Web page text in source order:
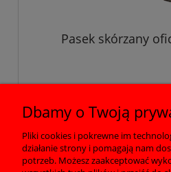
Pasek skórzany
58,00
Pomoc
Dbamy o Twoją
Pliki cookies i pokrewne im
działanie strony i pomagają nam
potrzeb. Możesz zaakceptować